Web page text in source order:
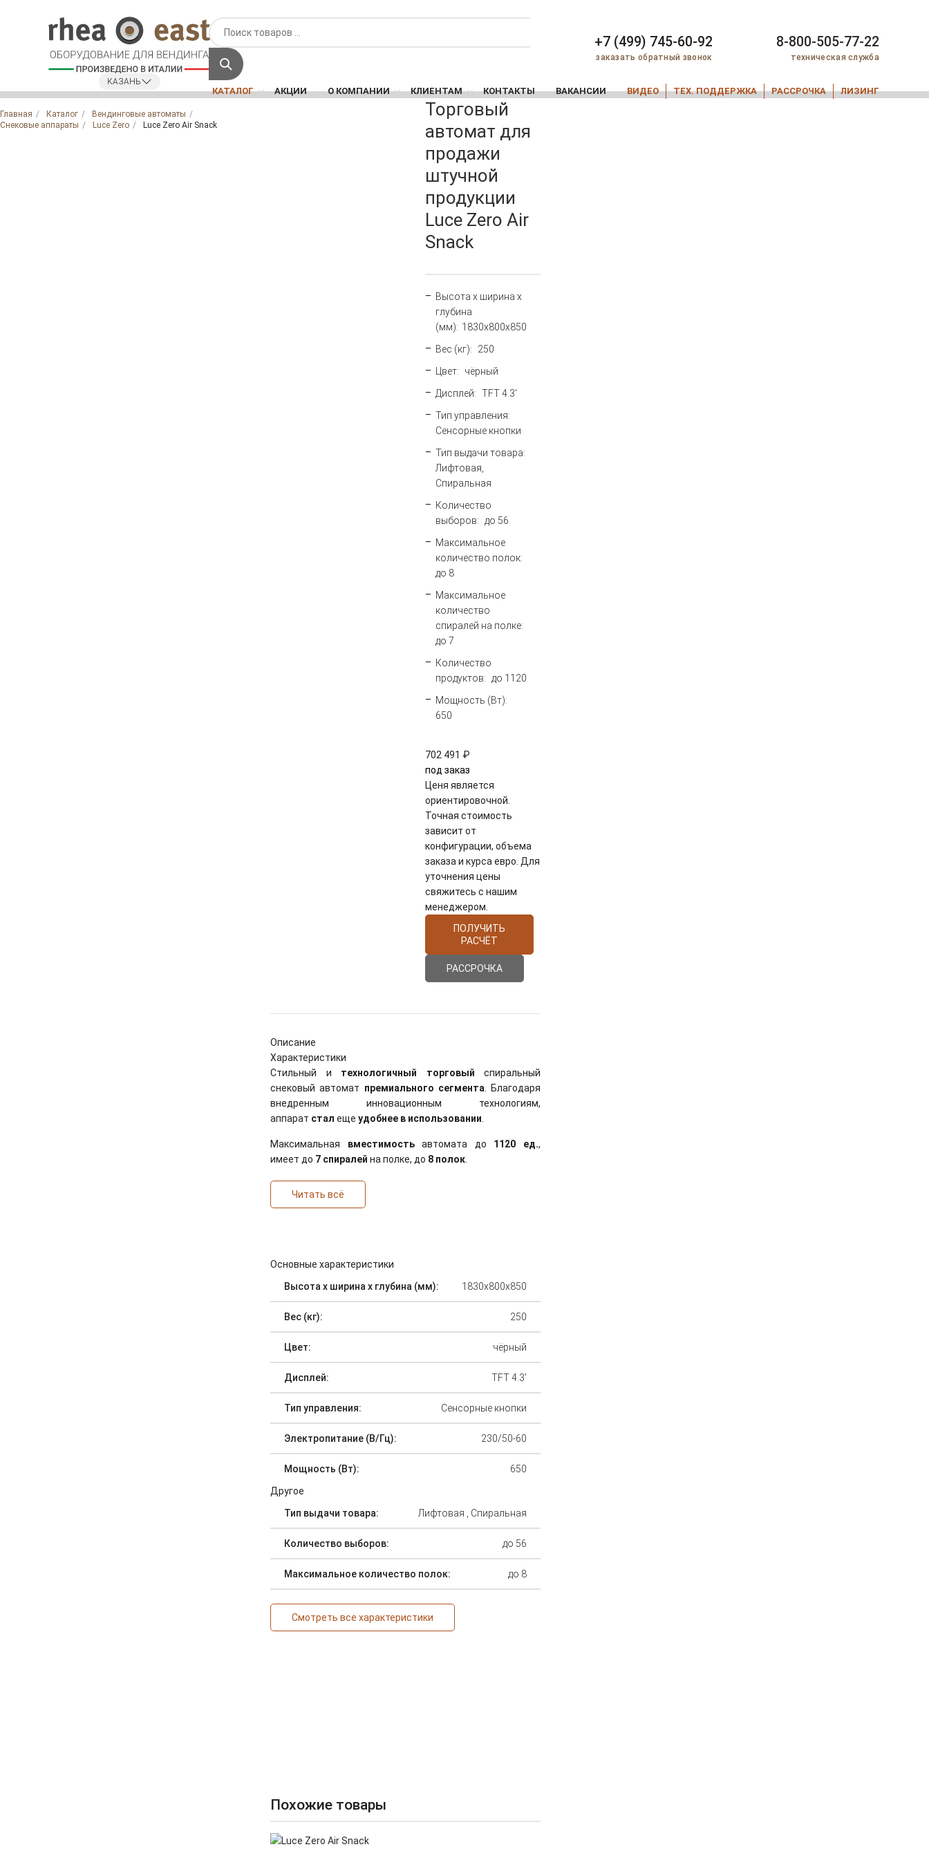
КАЗАНЬ
+7 (499) 745-60-92
заказать обратный звонок
8-800-505-77-22
техническая служба
КАТАЛОГ АКЦИИ О КОМПАНИИ КЛИЕНТАМ КОНТАКТЫ ВАКАНСИИ ВИДЕО ТЕХ. ПОДДЕРЖКА РАССРОЧКА ЛИЗИНГ
Главная Каталог
Вендинговые автоматы
Снековые аппараты
Luce Zero Luce Zero Air Snack
Торговый
автомат для
продажи
штучной
продукции
Luce Zero Air
Snack
Высота х ширина х
глубина
(мм): 1830х800х850
Вес (кг):
250
Цвет:
чёрный
Дисплей: TFT 4.3'
Тип управления:
Сенсорные кнопки
Тип выдачи товара:
Лифтовая,
Спиральная
Количество
выборов:
до 56
Максимальное
количество полок:
до 8
Максимальное
количество
спиралей на полке:
до 7
Количество
продуктов:
до 1120
Мощность (Вт):
650
702 491 ₽
под заказ
Ценя является
ориентировочной.
Точная стоимость
зависит от
конфигурации, объема
заказа и курса евро. Для
уточнения цены
свяжитесь с нашим
менеджером.
ПОЛУЧИТЬ
РАСЧЁТ
РАССРОЧКА
Описание
Характеристики
Стильный и технологичный торговый спиральный
снековый автомат премиального сегмента . Благодаря
внедренным инновационным технологиям,
аппарат стал еще удобнее в использовании
Максимальная вместимостьавтомата до 1120 ед.,
имеет до 7 спиралей на полке, до 8 полок
Читать всё
Основные характеристики
Высота х ширина х глубина (мм):
1830х800х850
Вес (кг): 250
Цвет: чёрный
Дисплей: TFT 4.3'
Тип управления: Сенсорные кнопки
Электропитание (В/Гц): 230/50-60
Мощность (Вт):
650
Другое
Тип выдачи товара:
Лифтовая , Спиральная
Количество выборов: до 56
Максимальное количество полок: до 8
Смотреть все характеристики
Похожие товары